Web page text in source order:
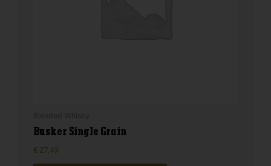
Busker Single Grain
€ 27,49